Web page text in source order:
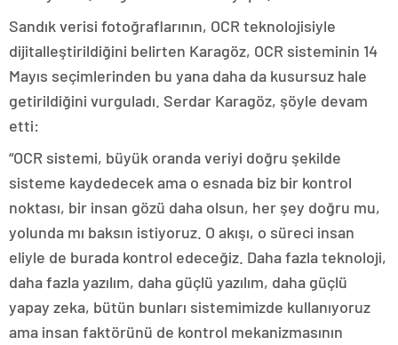
Sandık verisi fotoğraflarının, OCR teknolojisiyle
dijitalleştirildiğini belirten Karagöz, OCR sisteminin 14
Mayıs seçimlerinden bu yana daha da kusursuz hale
getirildiğini vurguladı. Serdar Karagöz, şöyle devam
etti:
“OCR sistemi, büyük oranda veriyi doğru şekilde
sisteme kaydedecek ama o esnada biz bir kontrol
noktası, bir insan gözü daha olsun, her şey doğru mu,
yolunda mı baksın istiyoruz. O akışı, o süreci insan
eliyle de burada kontrol edeceğiz. Daha fazla teknoloji,
daha fazla yazılım, daha güçlü yazılım, daha güçlü
yapay zeka, bütün bunları sistemimizde kullanıyoruz
ama insan faktörünü de kontrol mekanizmasının